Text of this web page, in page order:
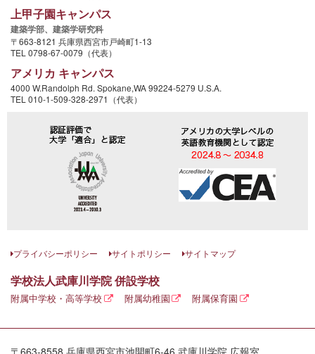
上甲子園キャンパス
建築学部、 建築学研究科
〒663-8121 兵庫県西宮市戸崎町1-13
TEL 0798-67-0079（代表）
アメリカ キャンパス
4000 W.Randolph Rd. Spokane,WA 99224-5279 U.S.A.
TEL 010-1-509-328-2971（代表）
プライバシーポリシー サイトポリシー サイトマップ
学校法人武庫川学院 併設学校
附属中学校・高等学校 附属幼稚園 附属保育園
〒663-8558 兵庫県西宮市池開町6-46 武庫川学院 広報室